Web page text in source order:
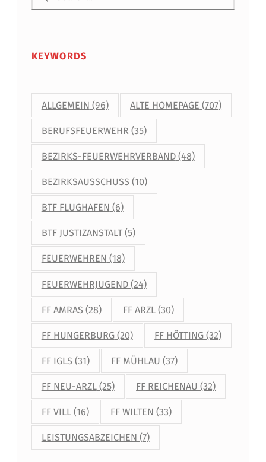
KEYWORDS
ALLGEMEIN (96) ALTE HOMEPAGE (707)
BERUFSFEUERWEHR (35)
BEZIRKS-FEUERWEHRVERBAND(48)
BEZIRKSAUSSCHUSS (10)
BTF FLUGHAFEN (6)
BTF JUSTIZANSTALT(5)
FEUERWEHREN (18)
FEUERWEHRJUGEND(24)
FF AMRAS (28) FF ARZL (30)
FF HUNGERBURG(20) FF HÖTTING (32)
FF IGLS (31) FF MÜHLAU (37)
FF NEU-ARZL(25) FF REICHENAU (32)
FF VILL(16) FF WILTEN (33)
LEISTUNGSABZEICHEN (7)